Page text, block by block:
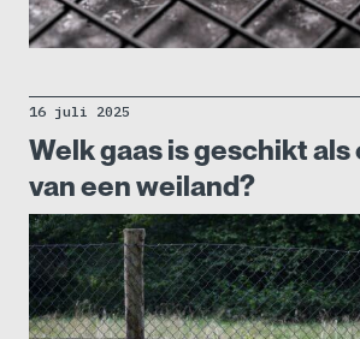
16 juli 2025
Welk gaas is geschikt
van een weiland?